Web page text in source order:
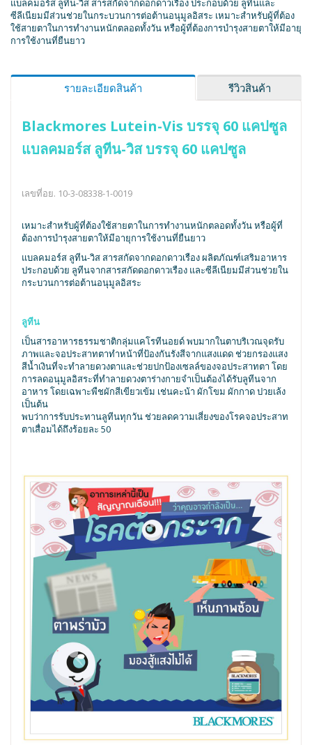
แบลคมอร์ส ลูทีน-วิส สารสกัดจากดอกดาวเรือง ประกอบด้วย ลูทีนและ
ซีลีเนียมมีส่วนช่วยในกระบวนการต่อต้านอนุมูลอิสระ เหมาะสำหรับผู้ที่ต้อง
ใช้สายตาในการทำงานหนักตลอดทั้งวัน หรือผู้ที่ต้องการบำรุงสายตาให้มีอายุ
การใช้งานที่ยืนยาว
รายละเอียดสินค้า รีวิวสินค้า
Blackmores Lutein-Vis บรรจุ 60 แคปซูล
แบลคมอร์ส ลูทีน-วิสบรรจุ 60 แคปซูล
เลขที่อย. 10-3-08338-1-0019
เหมาะสำหรับผู้ที่ต้องใช้สายตาในการทำงานหนักตลอดทั้งวัน หรือผู้ที่
ต้องการบำรุงสายตาให้มีอายุการใช้งานที่ยืนยาว
แบลคมอร์ส ลูทีน-วิส สารสกัดจากดอกดาวเรือง ผลิตภัณฑ์เสริมอาหาร
ประกอบด้วย ลูทีนจากสารสกัดดอกดาวเรือง และซีลีเนียมมีส่วนช่วยใน
กระบวนการต่อต้านอนุมูลอิสระ
ลูทีน
เป็นสารอาหารธรรมชาติกลุ่มแคโรทีนอยด์ พบมากในตาบริเวณจุดรับ
ภาพและจอประสาทตาทำหน้าที่ป้องกันรังสีจากแสงแดด ช่วยกรองแสง
สีน้ำเงินที่จะทำลายดวงตาและช่วยปกป้องเซลล์ของจอประสาทตา โดย
การลดอนุมูลอิสระที่ทำลายดวงตาร่างกายจำเป็นต้องได้รับลูทีนจาก
อาหาร โดยเฉพาะพืชผักสีเขียวเข้ม เช่นคะน้า ผักโขม ผักกาด ปวยเล้ง
เป็นต้น
พบว่าการรับประทานลูทีนทุกวัน ช่วยลดความเสี่ยงของโรคจอประสาท
ตาเสื่อมได้ถึงร้อยละ 50